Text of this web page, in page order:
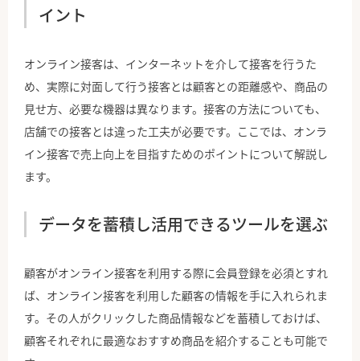
イント
オンライン接客は、インターネットを介して接客を行うた
め、実際に対面して行う接客とは顧客との距離感や、商品の
見せ方、必要な機器は異なります。接客の方法についても、
店舗での接客とは違った工夫が必要です。ここでは、オンラ
イン接客で売上向上を目指すためのポイントについて解説し
ます。
データを蓄積し活用できるツールを選ぶ
顧客がオンライン接客を利用する際に会員登録を必須とすれ
ば、オンライン接客を利用した顧客の情報を手に入れられま
す。その人がクリックした商品情報などを蓄積しておけば、
顧客それぞれに最適なおすすめ商品を紹介することも可能で